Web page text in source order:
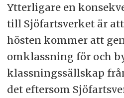
Ytterligare en
till Sjöfartsverket är
hösten kommer att
omklassning för och
klassningssällskap
det eftersom